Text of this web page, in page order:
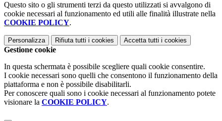
Questo sito o gli strumenti terzi da questo utilizzati si avvalgono di
cookie necessari al funzionamento ed utili alle finalità illustrate nella
COOKIE POLICY.
Personalizza Rifiuta tutti i cookies Accetta tutti i cookies
Gestione cookie
In questa schermata è possibile scegliere quali cookie consentire.
I cookie necessari sono quelli che consentono il funzionamento della
piattaforma e non è possibile disabilitarli.
Per conoscere quali sono i cookie necessari al funzionamento potete
visionare la COOKIE POLICY.